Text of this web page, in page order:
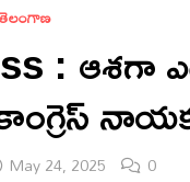
తెలంగాణ
: ఆశగా
May 24, 2025 0